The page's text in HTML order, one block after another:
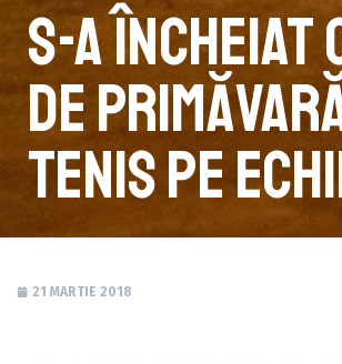
S-a încheiat
de
tenis pe
21 MARTIE 2018